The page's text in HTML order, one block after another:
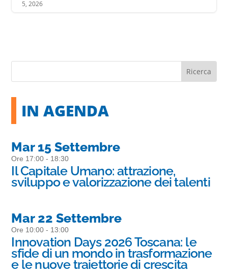
5, 2026
IN AGENDA
Mar 15 Settembre
Ore 17:00 - 18:30
Il Capitale Umano: attrazione,
sviluppo e valorizzazione dei talenti
Mar 22 Settembre
Ore 10:00 - 13:00
Innovation Days 2026 Toscana: le
sfide di un mondo in trasformazione
e le nuove traiettorie di crescita